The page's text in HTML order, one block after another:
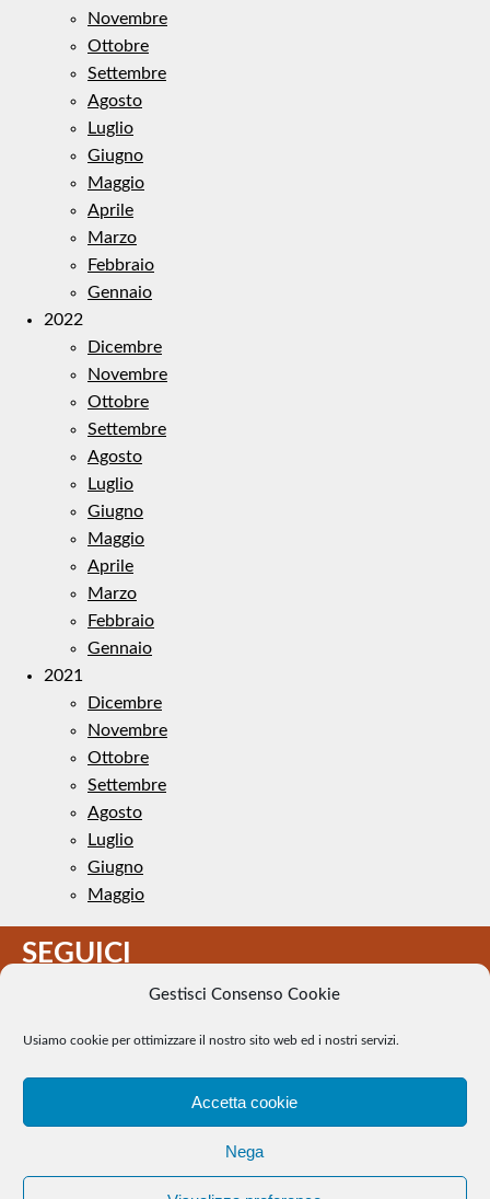
Gestisci Consenso Cookie
Usiamo cookie per ottimizzare il nostro sito web ed i nostri servizi.
Accetta cookie
Nega
Novembre
Ottobre
Settembre
Agosto
Luglio
Giugno
Maggio
Aprile
Marzo
Febbraio
Gennaio
2022
Dicembre
Novembre
Ottobre
Settembre
Agosto
Luglio
Giugno
Maggio
Aprile
Marzo
Febbraio
Gennaio
2021
Dicembre
Novembre
Ottobre
Settembre
Agosto
Luglio
Giugno
Maggio
SEGUICI
pubblico dominio. Se il loro uso costituisce una violazione dei